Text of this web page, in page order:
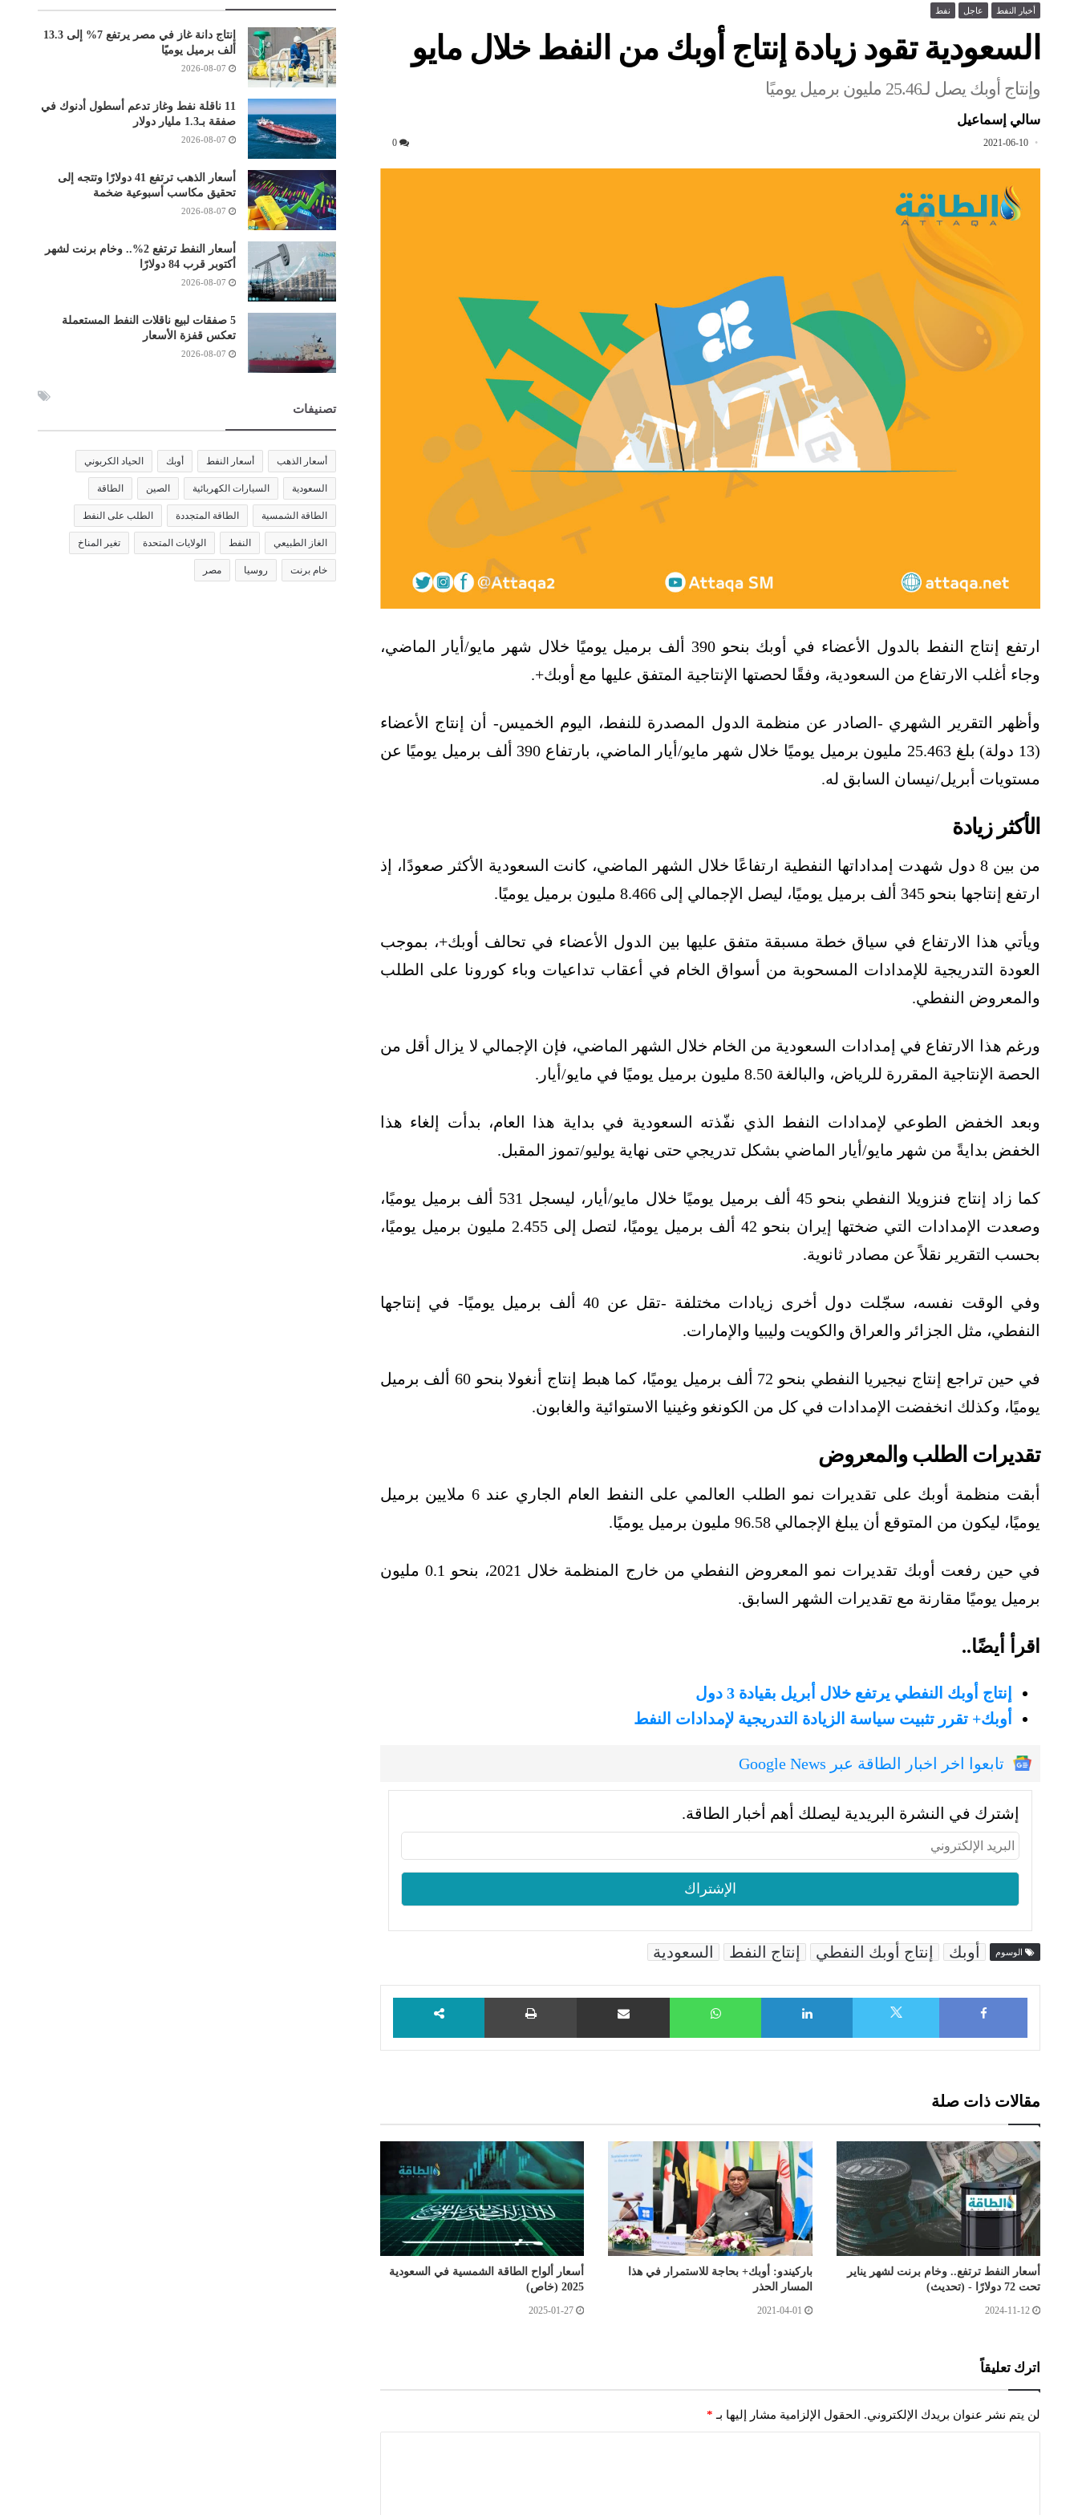
أخبار النفط عاجل نفط
السعودية تقود زيادة إنتاج أوبك من النفط خلال مايو
وإنتاج أوبك يصل لـ25.46 مليون برميل يوميًا
سالي إسماعيل
2021-06-10
0
ارتفع إنتاج النفط بالدول الأعضاء في أوبك بنحو 390 ألف برميل يوميًا خلال شهر مايو/أيار الماضي،
وجاء أغلب الارتفاع من السعودية، وفقًا لحصتها الإنتاجية المتفق عليها مع أوبك+.
وأظهر التقرير الشهري -الصادر عن منظمة الدول المصدرة للنفط، اليوم الخميس- أن إنتاج الأعضاء
(13 دولة) بلغ 25.463 مليون برميل يوميًا خلال شهر مايو/أيار الماضي، بارتفاع 390 ألف برميل يوميًا عن
مستويات أبريل/نيسان السابق له.
الأكثر زيادة
من بين 8 دول شهدت إمداداتها النفطية ارتفاعًا خلال الشهر الماضي، كانت السعودية الأكثر صعودًا، إذ
ارتفع إنتاجها بنحو 345 ألف برميل يوميًا، ليصل الإجمالي إلى 8.466 مليون برميل يوميًا.
ويأتي هذا الارتفاع في سياق خطة مسبقة متفق عليها بين الدول الأعضاء في تحالف أوبك+، بموجب
العودة التدريجية للإمدادات المسحوبة من أسواق الخام في أعقاب تداعيات وباء كورونا على الطلب
والمعروض النفطي.
ورغم هذا الارتفاع في إمدادات السعودية من الخام خلال الشهر الماضي، فإن الإجمالي لا يزال أقل من
الحصة الإنتاجية المقررة للرياض، والبالغة 8.50 مليون برميل يوميًا في مايو/أيار.
وبعد الخفض الطوعي لإمدادات النفط الذي نفّذته السعودية في بداية هذا العام، بدأت إلغاء هذا
الخفض بدايةً من شهر مايو/أيار الماضي بشكل تدريجي حتى نهاية يوليو/تموز المقبل.
كما زاد إنتاج فنزويلا النفطي بنحو 45 ألف برميل يوميًا خلال مايو/أيار، ليسجل 531 ألف برميل يوميًا،
وصعدت الإمدادات التي ضختها إيران بنحو 42 ألف برميل يوميًا، لتصل إلى 2.455 مليون برميل يوميًا،
بحسب التقرير نقلاً عن مصادر ثانوية.
وفي الوقت نفسه، سجّلت دول أخرى زيادات مختلفة -تقل عن 40 ألف برميل يوميًا- في إنتاجها
النفطي، مثل الجزائر والعراق والكويت وليبيا والإمارات.
في حين تراجع إنتاج نيجيريا النفطي بنحو 72 ألف برميل يوميًا، كما هبط إنتاج أنغولا بنحو 60 ألف برميل
يوميًا، وكذلك انخفضت الإمدادات في كل من الكونغو وغينيا الاستوائية والغابون.
تقديرات الطلب والمعروض
أبقت منظمة أوبك على تقديرات نمو الطلب العالمي على النفط العام الجاري عند 6 ملايين برميل
يوميًا، ليكون من المتوقع أن يبلغ الإجمالي 96.58 مليون برميل يوميًا.
في حين رفعت أوبك تقديرات نمو المعروض النفطي من خارج المنظمة خلال 2021، بنحو 0.1 مليون
برميل يوميًا مقارنة مع تقديرات الشهر السابق.
اقرأ أيضًا..
إنتاج أوبك النفطي يرتفع خلال أبريل بقيادة 3 دول
أوبك+ تقرر تثبيت سياسة الزيادة التدريجية لإمدادات النفط
تابعوا اخر اخبار الطاقة عبر Google News
إشترك في النشرة البريدية ليصلك أهم أخبار الطاقة.
الوسوم أوبك إنتاج أوبك النفطي إنتاج النفط السعودية
Facebook
LinkedIn
WhatsApp مشاركة عبر البريد طباعة
مقالات ذات صلة
أسعار النفط ترتفع.. وخام برنت لشهر يناير
تحت 72 دولارًا - (تحديث)
2024-11-12
باركيندو: أوبك+ بحاجة للاستمرار في هذا
المسار الحذر
2021-04-01
أسعار ألواح الطاقة الشمسية في السعودية
2025 (خاص)
2025-01-27
اترك تعليقاً
لن يتم نشر عنوان بريدك الإلكتروني. الحقول الإلزامية مشار إليها بـ *
إنتاج دانة غاز في مصر يرتفع 7% إلى 13.3
ألف برميل يوميًا
2026-08-07
11 ناقلة نفط وغاز تدعم أسطول أدنوك في
صفقة بـ1.3 مليار دولار
2026-08-07
أسعار الذهب ترتفع 41 دولارًا وتتجه إلى
تحقيق مكاسب أسبوعية ضخمة
2026-08-07
أسعار النفط ترتفع 2%.. وخام برنت لشهر
أكتوبر قرب 84 دولارًا
2026-08-07
5 صفقات لبيع ناقلات النفط المستعملة
تعكس قفزة الأسعار
2026-08-07
تصنيفات
أسعار الذهب أسعار النفط أوبك الحياد الكربوني
السعودية السيارات الكهربائية الصين الطاقة
الطاقة الشمسية الطاقة المتجددة الطلب على النفط
الغاز الطبيعي النفط الولايات المتحدة تغير المناخ
خام برنت روسيا مصر